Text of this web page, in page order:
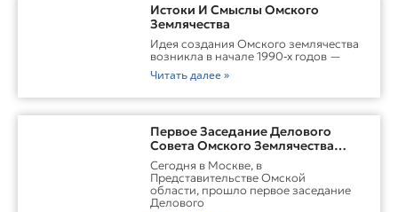
Истоки И Смыслы Омского
Землячества
Идея создания Омского землячества
возникла в начале 1990‑х годов —
Читать далее »
Первое Заседание Делового
Совета Омского Землячества
Прошло С Участием Губернатора
Омской Области
Сегодня в Москве, в
Представительстве Омской
области, прошло первое заседание
Делового